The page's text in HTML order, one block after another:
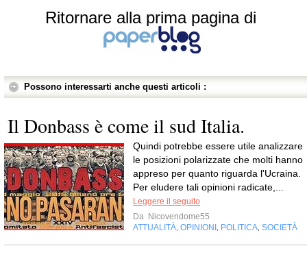
Ritornare alla prima pagina di
Possono interessarti anche questi articoli :
Il Donbass è come il sud Italia.
Quindi potrebbe essere utile analizzare
le posizioni polarizzate che molti hanno
appreso per quanto riguarda l'Ucraina.
Per eludere tali opinioni radicate,...
Leggere il seguito
Da Nicovendome55
ATTUALITÀ OPINIONI POLITICA SOCIETÀ